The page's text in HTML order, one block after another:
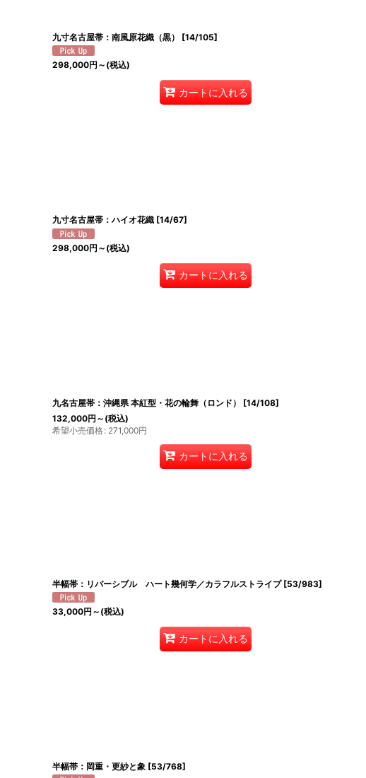
九寸名古屋帯：南風原花織（黒） [14/105]
298,000円 ～ (税込)
カートに入れる
九寸名古屋帯：ハイオ花織 [14/67]
298,000円 ～ (税込)
カートに入れる
九名古屋帯：沖縄県 本紅型・花の輪舞（ロンド） [14/108]
132,000円 ～ (税込)
希望小売価格: 271,000円
カートに入れる
半幅帯：リバーシブル ハート幾何学／カラフルストライプ [53/983]
33,000円 ～ (税込)
カートに入れる
半幅帯：岡重・更紗と象 [53/768]